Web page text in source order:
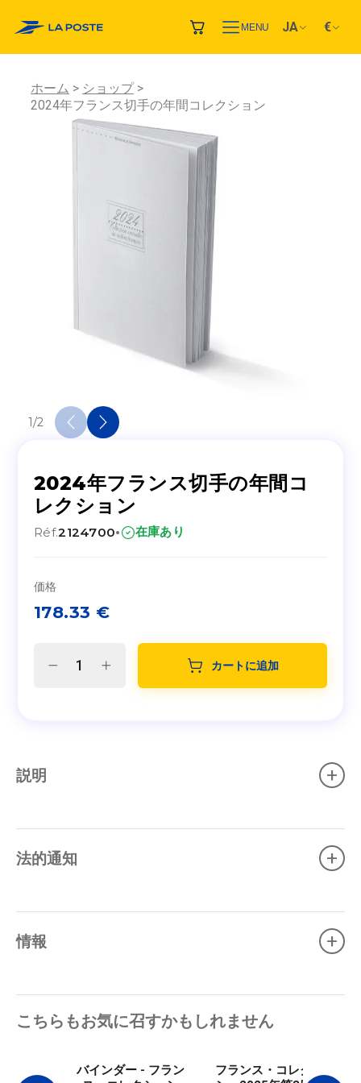
MENU JA €
ホーム
ショップ
2024年フランス切手の年間コレクション
1/2
2024年フランス切手の年間コ
レクション
Réf.2124700· 在庫あり
価格
178.33 €
カートに追加
説明 +
法的通知 +
情報 +
こちらもお気に召すかもしれません
バインダー - フラン
フランス・コレクショ